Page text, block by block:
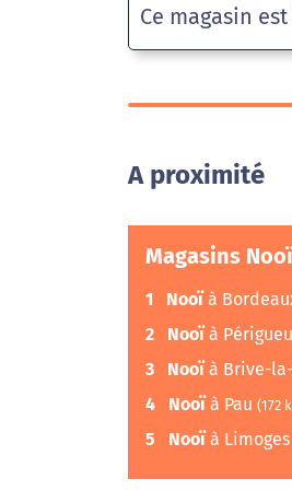
Ce magasin
A proximité
Magasins
1 Nooïà
2 Nooïà
3 Nooïà Brive-
4 Nooïà Pau (172
5 Nooïà Limoges